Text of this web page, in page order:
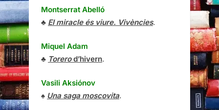
Montserrat Abelló
♣ El miracle és viure. Vivències.
Miquel Adam
♣ Torerod’hivern.
Vasili Aksiónov
♠ Una saga moscovita.